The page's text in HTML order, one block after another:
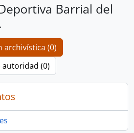
Barrial del
archivística (0)
autoridad (0)